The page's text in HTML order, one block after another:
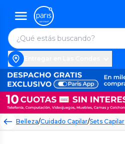
Belleza/Cuidado Capilar/Sets Capilar